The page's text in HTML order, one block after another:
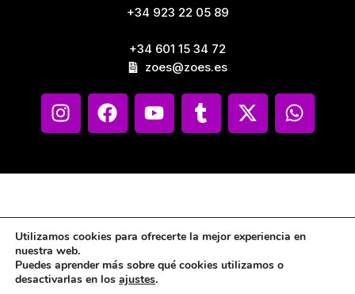
+34 923 22 05 89
+34 601 15 34 72
zoes@zoes.es
Utilizamos cookies para ofrecerte la mejor experiencia en
nuestra web.
Puedes aprender más sobre qué cookies utilizamos o
desactivarlas en los ajustes.